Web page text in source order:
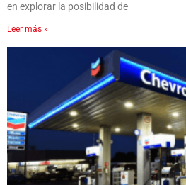
en explorar la posibilidad de
Leer más »